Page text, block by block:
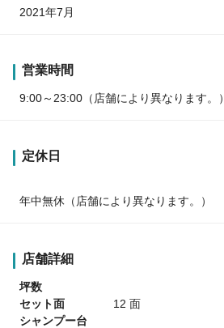
2021年7月
営業時間
9:00～23:00（店舗により異なります。）
定休日
年中無休（店舗により異なります。）
店舗詳細
坪数
セット面
12 面
シャンプー台